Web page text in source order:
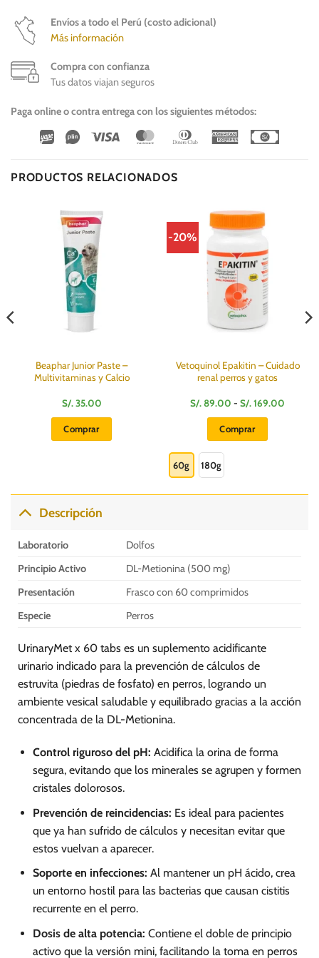
Envíos a todo el Perú (costo adicional)
Más información
Compra con confianza
Tus datos viajan seguros
Paga online o contra entrega con los siguientes métodos:
Wirecard
Vipps Visa MasterCardDinners
American
PRODUCTOS RELACIONADOS
Beaphar Junior Paste –
Multivitaminas y Calcio
S/.35.00
Comprar
-20%
Vetoquinol Epakitin – Cuidado
renal perros y gatos
S/.89.00 - S/.169.00
Comprar
múltiples
en
de
producto
60g 180g
Descripción
Laboratorio
Dolfos
Principio Activo
DL-Metionina (500 mg)
Presentación
Frasco con 60 comprimidos
Especie
Perros
UrinaryMet x 60 tabs es un suplemento acidificante
urinario indicado para la prevención de cálculos de
estruvita (piedras de fosfato) en perros, logrando un
ambiente vesical saludable y equilibrado gracias a la acción
concentrada de la DL-Metionina.
Control riguroso del pH: Acidifica la orina de forma
segura, evitando que los minerales se agrupen y formen
cristales dolorosos.
Prevención de reincidencias: Es ideal para pacientes
que ya han sufrido de cálculos y necesitan evitar que
estos vuelvan a aparecer.
Soporte en infecciones: Al mantener un pH ácido, crea
un entorno hostil para las bacterias que causan cistitis
recurrente en el perro.
Dosis de alta potencia: Contiene el doble de principio
activo que la versión mini, facilitando la toma en perros